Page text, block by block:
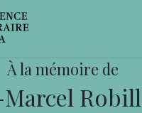
À la mémoire de
Marcel